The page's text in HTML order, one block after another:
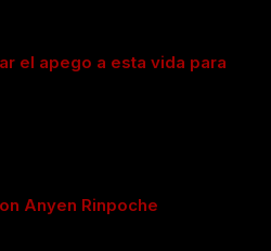
el apego a esta vida para
Anyen Rinpoche